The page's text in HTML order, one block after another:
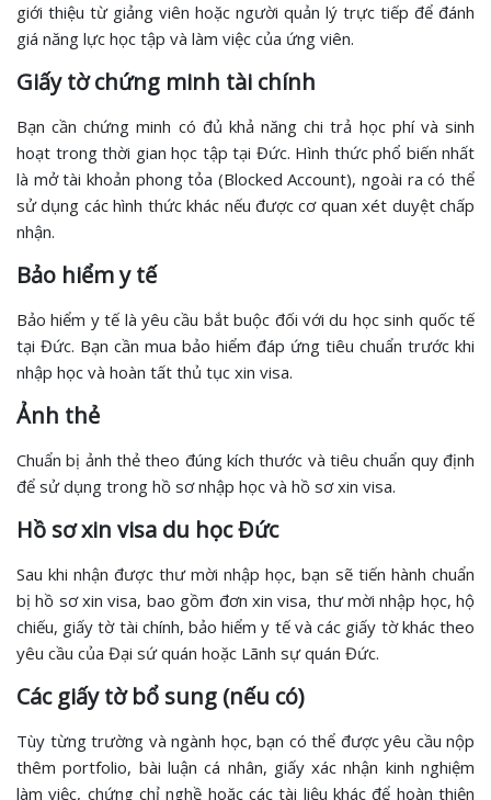
giới thiệu từ giảng viên hoặc người quản lý trực tiếp để đánh
giá năng lực học tập và làm việc của ứng viên.
Giấy tờ chứng minh tài chính
Bạn cần chứng minh có đủ khả năng chi trả học phí và sinh
hoạt trong thời gian học tập tại Đức. Hình thức phổ biến nhất
là mở tài khoản phong tỏa (Blocked Account), ngoài ra có thể
sử dụng các hình thức khác nếu được cơ quan xét duyệt chấp
nhận.
Bảo hiểm y tế
Bảo hiểm y tế là yêu cầu bắt buộc đối với du học sinh quốc tế
tại Đức. Bạn cần mua bảo hiểm đáp ứng tiêu chuẩn trước khi
nhập học và hoàn tất thủ tục xin visa.
Ảnh thẻ
Chuẩn bị ảnh thẻ theo đúng kích thước và tiêu chuẩn quy định
để sử dụng trong hồ sơ nhập học và hồ sơ xin visa.
Hồ sơ xin visa du học Đức
Sau khi nhận được thư mời nhập học, bạn sẽ tiến hành chuẩn
bị hồ sơ xin visa, bao gồm đơn xin visa, thư mời nhập học, hộ
chiếu, giấy tờ tài chính, bảo hiểm y tế và các giấy tờ khác theo
yêu cầu của Đại sứ quán hoặc Lãnh sự quán Đức.
Các giấy tờ bổ sung (nếu có)
Tùy từng trường và ngành học, bạn có thể được yêu cầu nộp
thêm portfolio, bài luận cá nhân, giấy xác nhận kinh nghiệm
làm việc, chứng chỉ nghề hoặc các tài liệu khác để hoàn thiện